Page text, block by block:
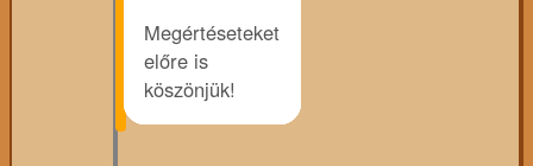
Megértéseteket
előre is
köszönjük!